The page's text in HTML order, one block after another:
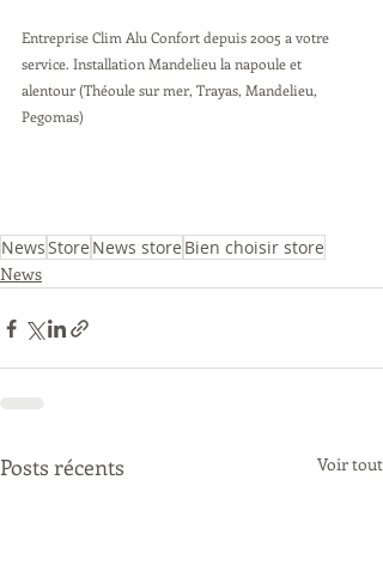
Entreprise Clim Alu Confort depuis 2005 a votre
service. Installation Mandelieu la napoule et
alentour (Théoule sur mer, Trayas, Mandelieu,
Pegomas)
NewsStore News store Bien choisir store
News
Posts récents Voir tout